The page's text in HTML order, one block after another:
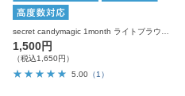
1,500円
（税込1,650円）
5.00 （1）